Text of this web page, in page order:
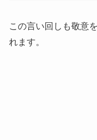
この言い回しも敬意
れます。